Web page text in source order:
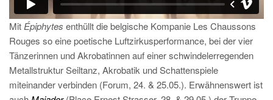
Mit Épiphytes enthüllt die belgische Kompanie Les Chaussons
Rouges so eine poetische Luftzirkusperformance, bei der vier
Tänzerinnen und Akrobatinnen auf einer schwindelerregenden
Metallstruktur Seiltanz, Akrobatik und Schattenspiele
miteinander verbinden (Forum, 24. & 25.05.). Erwähnenswert ist